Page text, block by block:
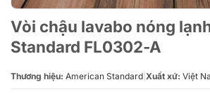
Vòi chậu lavabo nóng
Standard FL0302-A
Thương hiệu: American Standard Xuất xứ: Việt